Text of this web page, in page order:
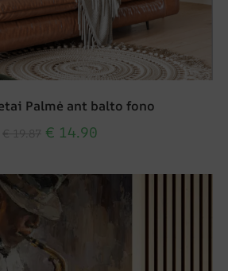
Palmė ant balto fono
€ 14.90